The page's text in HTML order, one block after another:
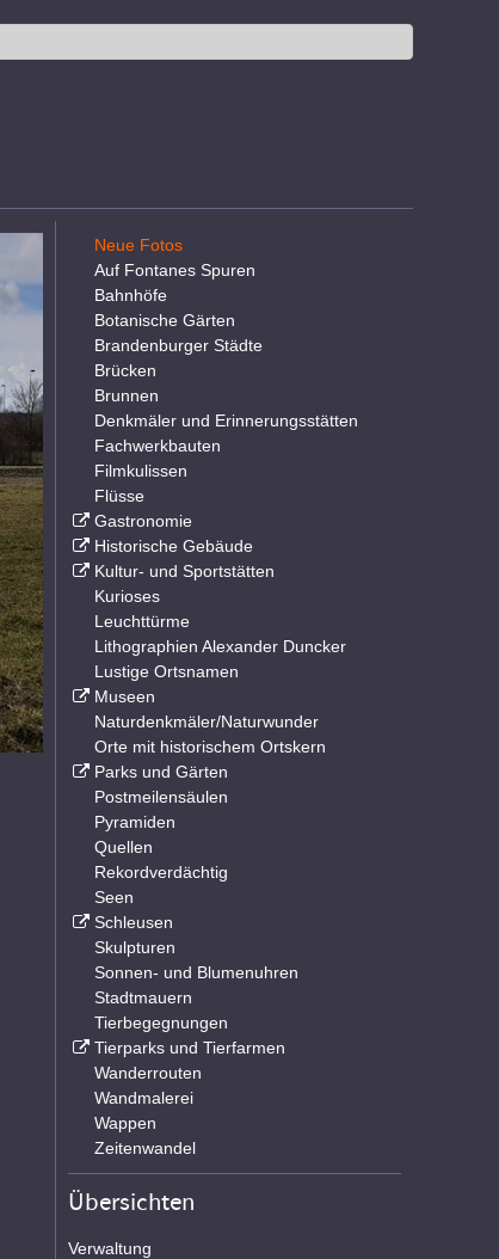
Neue Fotos
Auf Fontanes Spuren
Bahnhöfe
Botanische Gärten
Brandenburger Städte
Brücken
Brunnen
Denkmäler und Erinnerungsstätten
Fachwerkbauten
Filmkulissen
Flüsse
Gastronomie
Historische Gebäude
Kultur- und Sportstätten
Kurioses
Leuchttürme
Lithographien Alexander Duncker
Lustige Ortsnamen
Museen
Naturdenkmäler/Naturwunder
Orte mit historischem Ortskern
Parks und Gärten
Postmeilensäulen
Pyramiden
Quellen
Rekordverdächtig
Seen
Schleusen
Skulpturen
Sonnen- und Blumenuhren
Stadtmauern
Tierbegegnungen
Tierparks und Tierfarmen
Wanderrouten
Wandmalerei
Wappen
Zeitenwandel
Übersichten
Verwaltung